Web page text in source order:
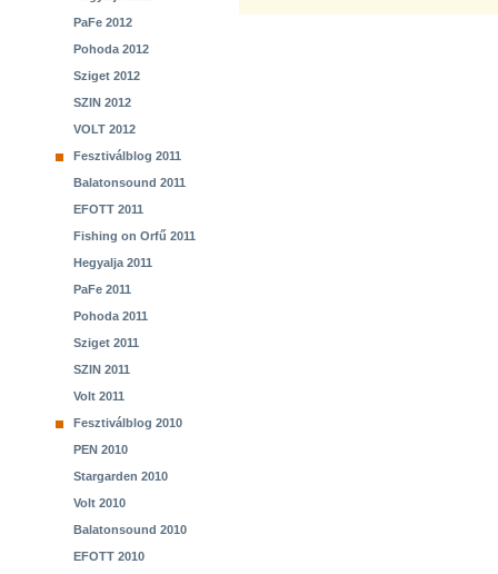
PaFe 2012
Pohoda 2012
Sziget 2012
SZIN 2012
VOLT 2012
Fesztiválblog 2011
Balatonsound 2011
EFOTT 2011
Fishing on Orfű 2011
Hegyalja 2011
PaFe 2011
Pohoda 2011
Sziget 2011
SZIN 2011
Volt 2011
Fesztiválblog 2010
PEN 2010
Stargarden 2010
Volt 2010
Balatonsound 2010
EFOTT 2010